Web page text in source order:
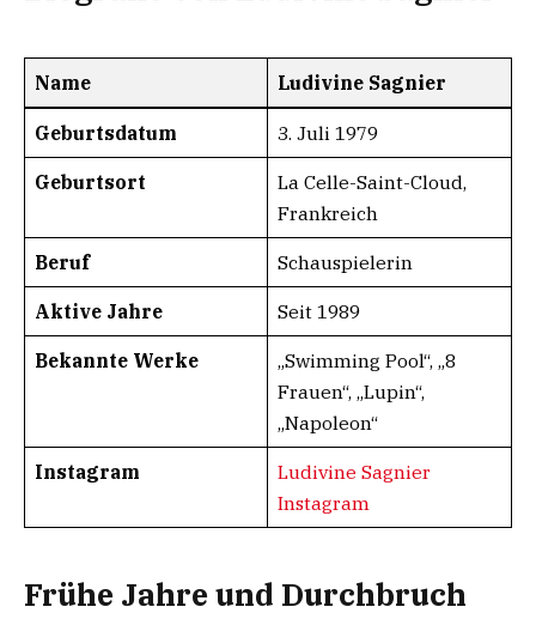
Name Ludivine Sagnier
Geburtsdatum 3. Juli 1979
Geburtsort
La Celle-Saint-Cloud,
Frankreich
Beruf Schauspielerin
Aktive Jahre Seit 1989
Bekannte Werke
„Swimming Pool“, „8
Frauen“, „Lupin“,
„Napoleon“
Instagram
Ludivine Sagnier
Instagram
Frühe Jahre und Durchbruch